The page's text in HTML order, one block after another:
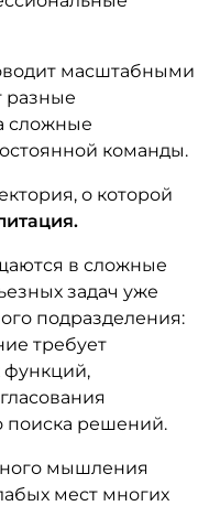
масштабными
разные
сложные
команды.
о которой
в сложные
задач уже
подразделения:
требует
функций,
поиска решений.
мышления
мест многих